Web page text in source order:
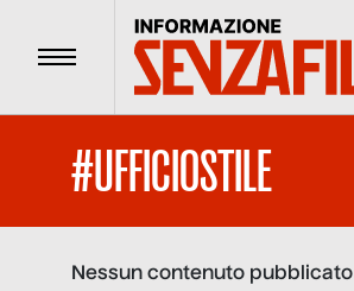
Menu
#UFFICIOSTILE
Nessun contenuto pubblicato